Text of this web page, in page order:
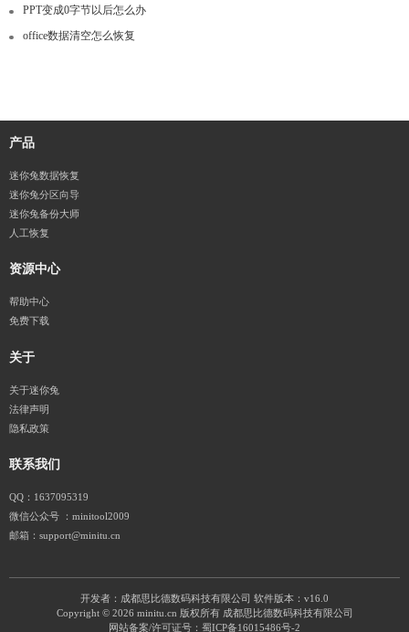
PPT变成0字节以后怎么办
office数据清空怎么恢复
产品
迷你兔数据恢复
迷你兔分区向导
迷你兔备份大师
人工恢复
资源中心
帮助中心
免费下载
关于
关于迷你兔
法律声明
隐私政策
联系我们
QQ：1637095319
微信公众号 ：minitool2009
邮箱：support@minitu.cn
开发者：成都思比德数码科技有限公司
软件版本：v16.0
Copyright © 2026 minitu.cn 版权所有 成都思比德数码科技有限公司
网站备案/许可证号： 蜀ICP备16015486号-2